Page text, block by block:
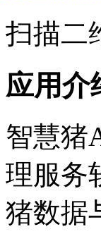
扫描二
应用介
智慧猪
理服务
猪数据